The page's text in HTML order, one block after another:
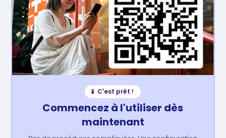
📱 C'est prêt !
Commencez à l'utiliser dès
maintenant